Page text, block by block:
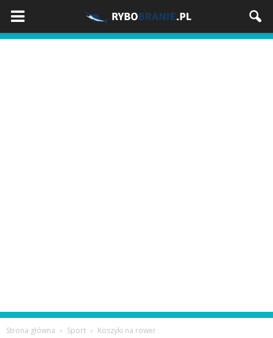
Strona główna Sport Koszyki na rower